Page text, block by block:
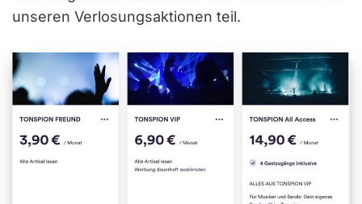
unseren Verlosungsaktionen teil.